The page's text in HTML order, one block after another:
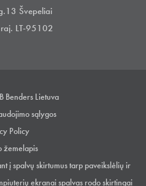
Švepeliai
LT-95102
Lietuva
sąlygos
Policy
žemelapis
į spalvų skirtumus tarp paveikslėlių ir
ekranai spalvas rodo skirtingai